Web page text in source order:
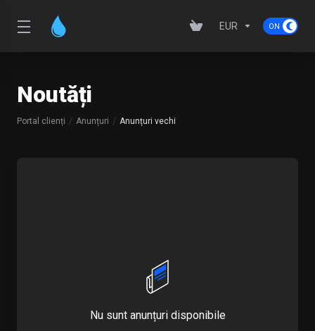
EUR
Noutăți
Portal clienți Anunțuri Anunțuri vechi
Nu sunt anunțuri disponibile